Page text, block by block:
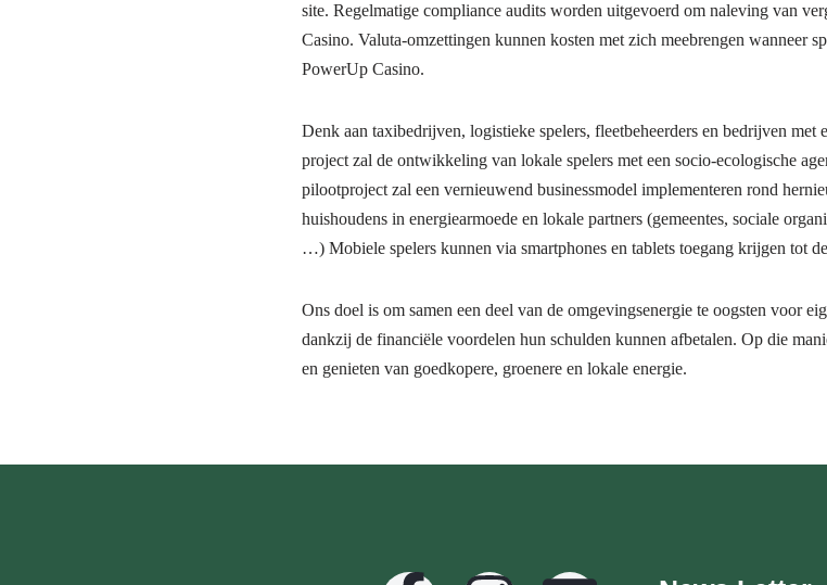
site. Regelmatige compliance audits worden uitgevoerd om naleving van
Casino. Valuta-omzettingen kunnen kosten met zich meebrengen wanneer
PowerUp Casino.
Denk aan taxibedrijven, logistieke spelers, fleetbeheerders en bedrijven
project zal de ontwikkeling van lokale spelers met een socio-ecologische
pilootproject zal een vernieuwend businessmodel implementeren rond
huishoudens in energiearmoede en lokale partners (gemeentes, sociale
…) Mobiele spelers kunnen via smartphones en tablets toegang krijgen tot
Ons doel is om samen een deel van de omgevingsenergie te oogsten voor
dankzij de financiële voordelen hun schulden kunnen afbetalen. Op die
en genieten van goedkopere, groenere en lokale energie.